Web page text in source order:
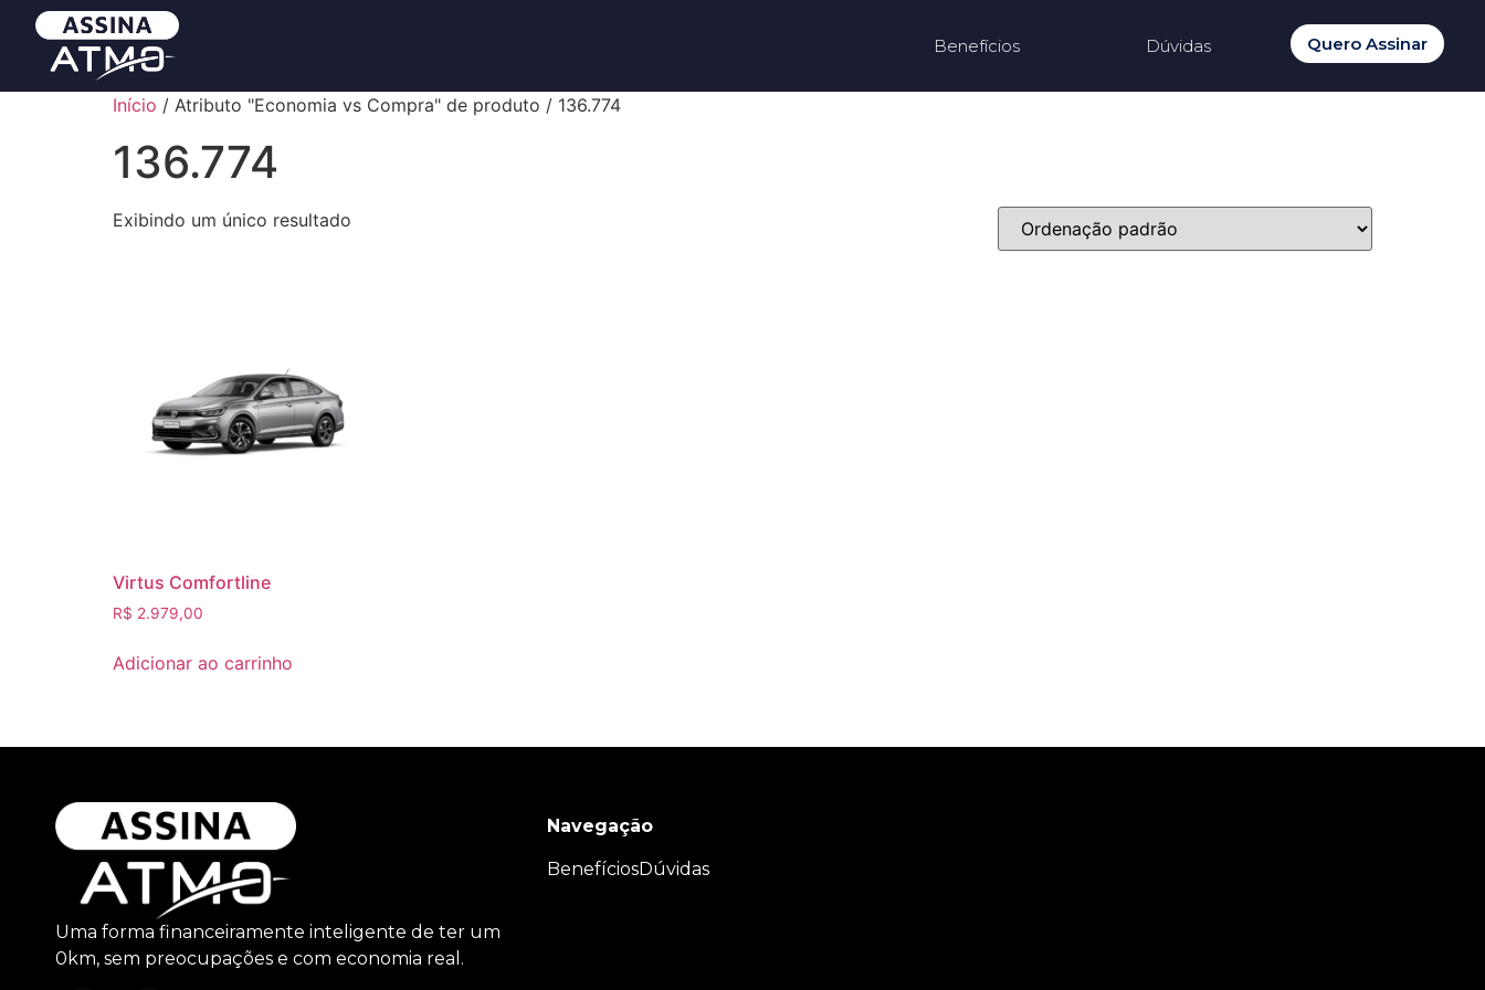
Dúvidas
Benefícios Quero Assinar
Início / Atributo "Economia vs Compra" de produto / 136.774
136.774
Exibindo um único resultado
Virtus Comfortline
R$ 2.979,00
Adicionar ao carrinho
Uma forma financeiramente inteligente de ter um
0km, sem preocupações e com economia real.
Navegação
BenefíciosDúvidas